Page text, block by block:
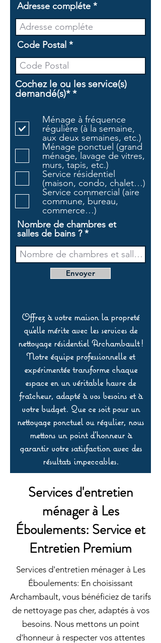
Adresse compléte
Code Postal
Cochez le ou les service(s)
demandé(s)* *O
g
a
t
o
i
r
e
Ménage à fréquence
régulière (à la semaine,
aux deux semaines, etc.)
Ménage ponctuel (grand
ménage, lavage de vitres,
murs, tapis, etc.)
Service résidentiel
(maison, condo, chalet…)
Service commercial (aire
commune, bureau,
commerce…)
Nombre de chambres et
salles de bains ?
Envoyer
Offrez à votre maison la propreté
qu’elle mérite avec les services de
nettoyage résidentiel Archambault !
Notre équipe professionnelle et
expérimentée transforme chaque
espace en un véritable havre de
fraîcheur, adapté à vos besoins et à
votre budget. Que ce soit pour un
nettoyage ponctuel ou régulier, nous
mettons un point d’honneur à
garantir votre satisfaction avec des
résultats impeccables.
Services d'entretien
ménager à Les
Éboulements: Service et
Entretien Premium
Services d'entretien ménager à Les
Éboulements: En choisissant
Archambault, vous bénéficiez de tarifs
de nettoyage pas cher, adaptés à vos
besoins. Nous mettons un point
d'honneur à respecter vos attentes